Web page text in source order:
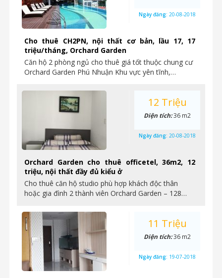
Cho thuê CH2PN, nội thất cơ bản, lầu 17, 17
triệu/tháng, Orchard Garden
Căn hộ 2 phòng ngủ cho thuê giá tốt thuộc chung cư
Orchard Garden Phú Nhuận Khu vực yên tĩnh,…
Ngày đăng: 20-08-2018
Orchard Garden cho thuê officetel, 36m2, 12
triệu, nội thất đầy đủ kiểu ở
Cho thuê căn hộ studio phù hợp khách độc thân
hoặc gia đình 2 thành viên Orchard Garden – 128…
12 Triệu
Diện tích:36 m2
Ngày đăng: 20-08-2018
11 Triệu
Diện tích:36 m2
Ngày đăng: 19-07-2018